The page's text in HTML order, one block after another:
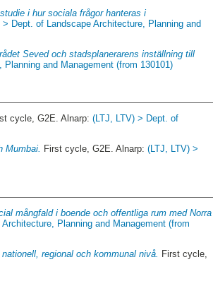
i hur sociala frågor hanteras i
> Dept. of Landscape Architecture, Planning and
Seved och stadsplanerarens inställning till
and Management (from 130101)
cycle, G2E. Alnarp:(LTJ, LTV) > Dept. of
Mumbai. First cycle, G2E. Alnarp:(LTJ, LTV) >
mångfald i boende och offentliga rum med Norra
Planning and Management (from
regional och kommunal nivå.
First cycle,